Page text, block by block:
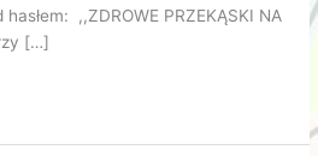
,,ZDROWE PRZEKĄSKI NA
[…]